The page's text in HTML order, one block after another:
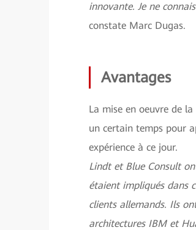
innovante. Je ne
constate Marc Dugas.
Avantages
La mise en oeuvre de
un certain temps pour
expérience à ce jour.
Lindt et Blue Consult
étaient impliqués dans
clients allemands. Ils
architectures IBM et